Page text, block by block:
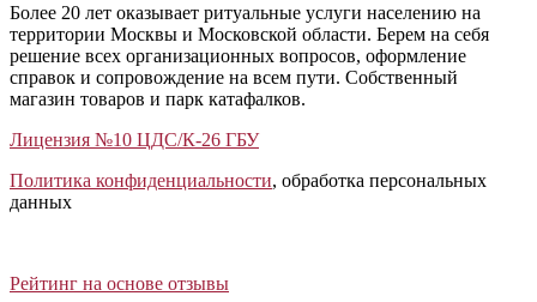
Более 20 лет оказывает ритуальные услуги населению на
территории Москвы и Московской области. Берем на себя
решение всех организационных вопросов, оформление
справок и сопровождение на всем пути. Собственный
магазин товаров и парк катафалков.
Лицензия №10 ЦДС/К-26 ГБУ
Политика конфиденциальности, обработка персональных
данных
Рейтинг на основе отзывы